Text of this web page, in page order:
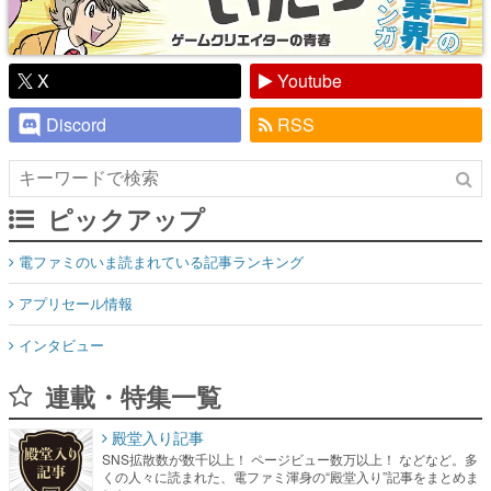
X
Youtube
Discord
RSS
ピックアップ
電ファミのいま読まれている記事ランキング
アプリセール情報
インタビュー
連載・特集一覧
殿堂入り記事
SNS拡散数が数千以上！ ページビュー数万以上！ などなど。多
くの人々に読まれた、電ファミ渾身の“殿堂入り”記事をまとめま